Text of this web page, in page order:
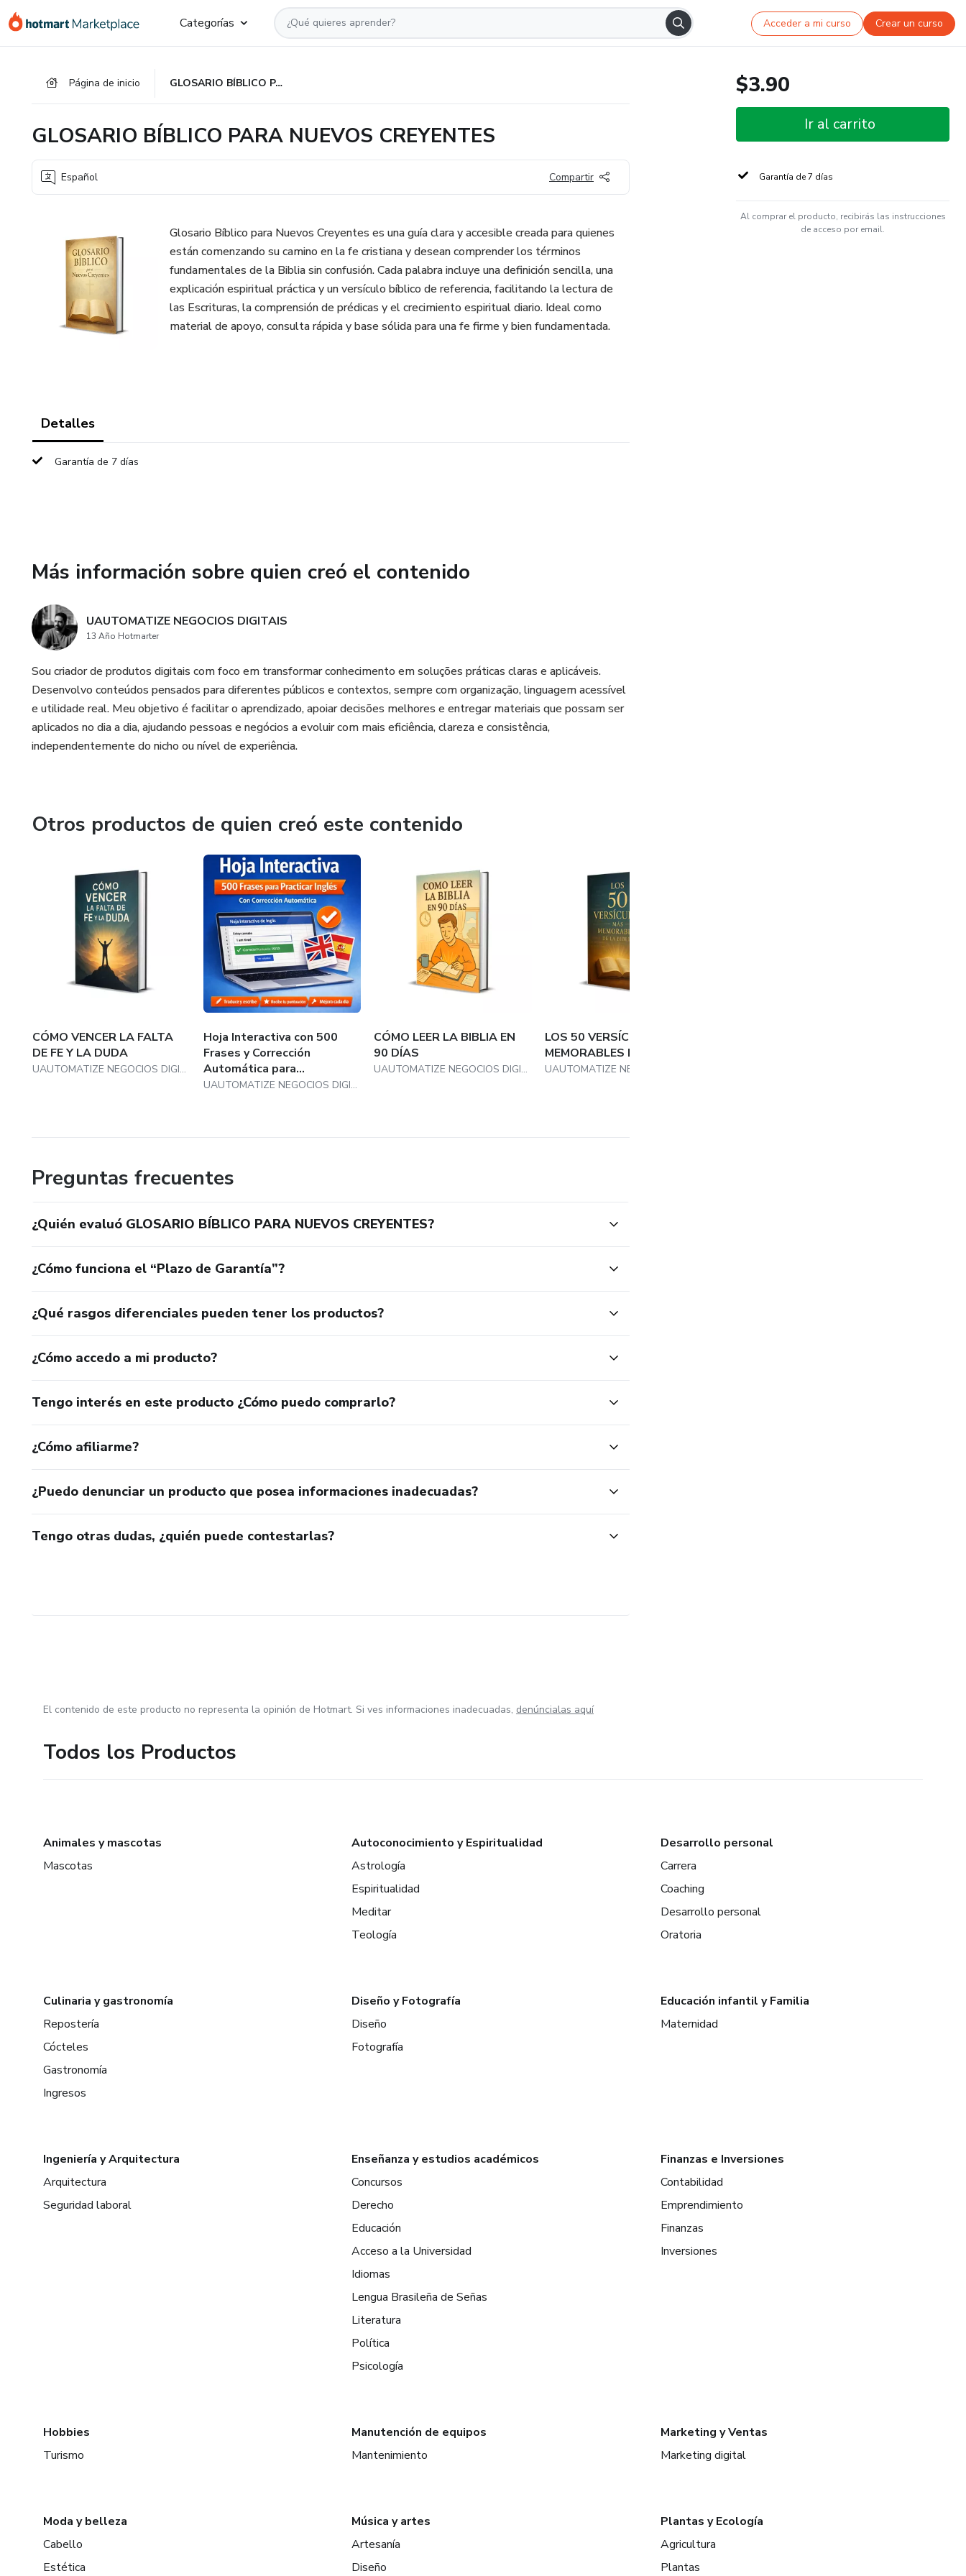
Categorías Acceder a mi curso Crear un curso
Página de inicio GLOSARIO BÍBLICO PARA NUEVOS CREYENTES
GLOSARIO BÍBLICO PARA NUEVOS CREYENTES
Español Compartir
Glosario Bíblico para Nuevos Creyentes es una guía clara y accesible creada para quienes
están comenzando su camino en la fe cristiana y desean comprender los términos
fundamentales de la Biblia sin confusión. Cada palabra incluye una definición sencilla, una
explicación espiritual práctica y un versículo bíblico de referencia, facilitando la lectura de
las Escrituras, la comprensión de prédicas y el crecimiento espiritual diario. Ideal como
material de apoyo, consulta rápida y base sólida para una fe firme y bien fundamentada.
Detalles
Garantía de 7 días
Más información sobre quien creó el contenido
UAUTOMATIZE NEGOCIOS DIGITAIS
13 Año Hotmarter
Sou criador de produtos digitais com foco em transformar conhecimento em soluções práticas claras e aplicáveis.
Desenvolvo conteúdos pensados para diferentes públicos e contextos, sempre com organização, linguagem acessível
e utilidade real. Meu objetivo é facilitar o aprendizado, apoiar decisões melhores e entregar materiais que possam ser
aplicados no dia a dia, ajudando pessoas e negócios a evoluir com mais eficiência, clareza e consistência,
independentemente do nicho ou nível de experiência.
Otros productos de quien creó este contenido
CÓMO VENCER LA FALTA
DE FE Y LA DUDA
UAUTOMATIZE NEGOCIOS DIGITAIS
Hoja Interactiva con 500
Frases y Corrección
Automática para...
UAUTOMATIZE NEGOCIOS DIGITAIS
CÓMO LEER LA BIBLIA EN
90 DÍAS
UAUTOMATIZE NEGOCIOS DIGITAIS
LOS 50 VERSÍCULOS MÁS
MEMORABLES DE LA BIBLIA
Preguntas frecuentes
¿Quién evaluó GLOSARIO BÍBLICO PARA NUEVOS CREYENTES?
¿Cómo funciona el “Plazo de Garantía”?
¿Qué rasgos diferenciales pueden tener los productos?
¿Cómo accedo a mi producto?
Tengo interés en este producto ¿Cómo puedo comprarlo?
¿Cómo afiliarme?
¿Puedo denunciar un producto que posea informaciones inadecuadas?
Tengo otras dudas, ¿quién puede contestarlas?
$3.90
Ir al carrito
Garantía de 7 días
Al comprar el producto, recibirás las instrucciones
de acceso por email.
El contenido de este producto no representa la opinión de Hotmart. Si ves informaciones inadecuadas, denúncialas aquí
Todos los Productos
Animales y mascotas
Mascotas
Autoconocimiento y Espiritualidad
Astrología
Espiritualidad
Meditar
Teología
Desarrollo personal
Carrera
Coaching
Desarrollo personal
Oratoria
Culinaria y gastronomía
Repostería
Cócteles
Gastronomía
Ingresos
Diseño y Fotografía
Diseño
Fotografía
Educación infantil y Familia
Maternidad
Ingeniería y Arquitectura
Arquitectura
Seguridad laboral
Enseñanza y estudios académicos
Concursos
Derecho
Educación
Acceso a la Universidad
Idiomas
Lengua Brasileña de Señas
Literatura
Política
Psicología
Finanzas e Inversiones
Contabilidad
Emprendimiento
Finanzas
Inversiones
Hobbies
Turismo
Manutención de equipos
Mantenimiento
Marketing y Ventas
Marketing digital
Moda y belleza
Cabello
Estética
Música y artes
Artesanía
Diseño
Plantas y Ecología
Agricultura
Plantas